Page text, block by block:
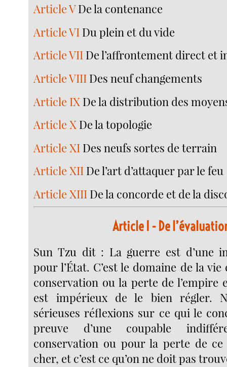
Article VDe la contenance
Article VI Du plein et du vide
Article VII De l’affrontement direct et
Article VIII Des neuf changements
Article IX De la distribution des
Article X De la topologie
Article XI Des neufs sortes de terrain
Article XII De l’art d’attaquer par le feu
Article XIII De la concorde et de la
Article I - De
Sun Tzu dit : La guerre est d’une
pour l’État. C’est le domaine de la
conservation ou la perte de l’empire
est impérieux de le bien régler.
sérieuses réflexions sur ce qui le
preuve d’une coupable
conservation ou pour la perte de ce
cher, et c’est ce qu’on ne doit pas